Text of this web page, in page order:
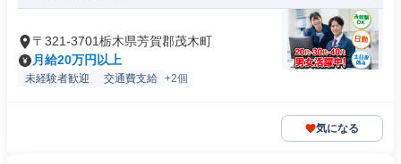
〒321-3701栃木県芳賀郡茂木町
月給20万円以上
未経験者歓迎 交通費支給 +2個
気になる